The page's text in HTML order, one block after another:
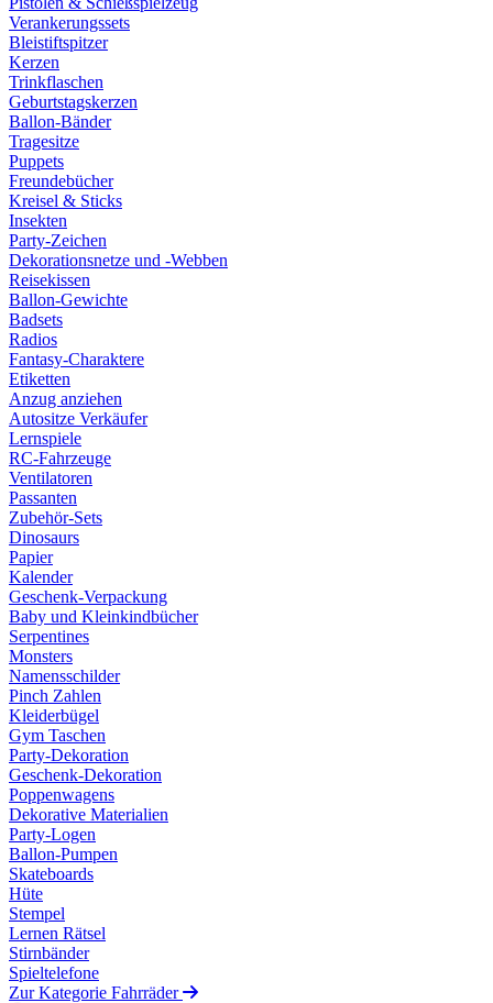
Verankerungssets
Bleistiftspitzer
Kerzen
Trinkflaschen
Geburtstagskerzen
Ballon-Bänder
Tragesitze
Puppets
Freundebücher
Kreisel & Sticks
Insekten
Party-Zeichen
Dekorationsnetze und -Webben
Reisekissen
Ballon-Gewichte
Badsets
Radios
Fantasy-Charaktere
Etiketten
Anzug anziehen
Autositze Verkäufer
Lernspiele
RC-Fahrzeuge
Ventilatoren
Passanten
Zubehör-Sets
Dinosaurs
Papier
Kalender
Geschenk-Verpackung
Baby und Kleinkindbücher
Serpentines
Monsters
Namensschilder
Pinch Zahlen
Kleiderbügel
Gym Taschen
Party-Dekoration
Geschenk-Dekoration
Poppenwagens
Dekorative Materialien
Party-Logen
Ballon-Pumpen
Skateboards
Hüte
Stempel
Lernen Rätsel
Stirnbänder
Spieltelefone
Zur Kategorie Fahrräder